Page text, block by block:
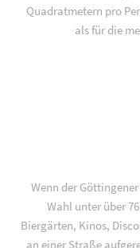
Quadratmetern pro
als für die
Wenn der
Wahl unter über
Biergärten, Kinos,
an einer Straße